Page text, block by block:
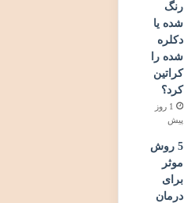
رنگ
شده یا
دکلره
شده را
کراتین
کرد؟
1 روز
پیش
5 روش
موثر
برای
درمان